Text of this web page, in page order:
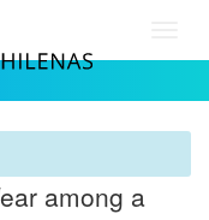
among a